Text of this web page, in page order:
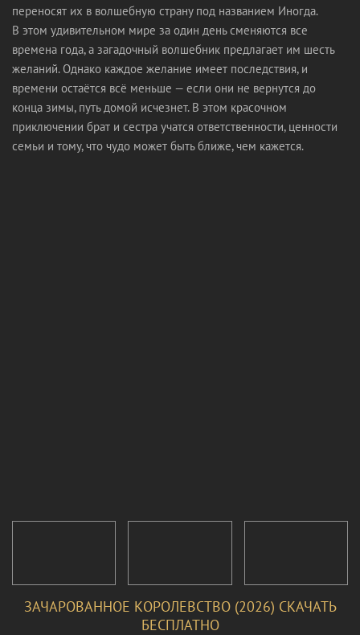
переносят их в волшебную страну под названием Иногда.
В этом удивительном мире за один день сменяются все
времена года, а загадочный волшебник предлагает им шесть
желаний. Однако каждое желание имеет последствия, и
времени остаётся всё меньше — если они не вернутся до
конца зимы, путь домой исчезнет. В этом красочном
приключении брат и сестра учатся ответственности, ценности
семьи и тому, что чудо может быть ближе, чем кажется.
ЗАЧАРОВАННОЕ КОРОЛЕВСТВО (2026) СКАЧАТЬ
БЕСПЛАТНО